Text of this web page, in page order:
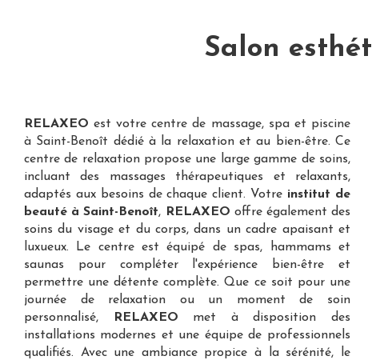
Salon
RELAXEO est votrecentre de massage, spa et piscine
à Saint-Benoît dédié à la relaxation et au bien-être. Ce
centre de relaxation propose une large gamme de soins,
incluant des massages thérapeutiques et relaxants,
adaptés aux besoins de chaque client. Votre institut de
beauté à Saint-Benoît, RELAXEO offre également des
soins du visage et du corps, dans un cadre apaisant et
luxueux. Le centre est équipé de spas, hammams et
saunas pour compléter l'expérience bien-être et
permettre une détente complète. Que ce soit pour une
journée de relaxation ou un moment de soin
personnalisé, RELAXEO met à disposition des
installations modernes et une équipe de professionnels
qualifiés. Avec une ambiance propice à la sérénité, le